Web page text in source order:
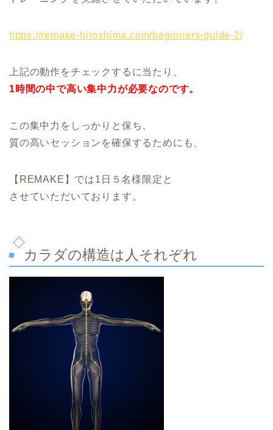
https://remake-hiroshima.com/beginners-guide-2/
上記の動作をチェックするに当たり、
1時間の中で高い集中力が必要なのです。
この集中力をしっかりと保ち、
質の高いセッションを確保するためにも、
【REMAKE】では1日５名様限定と
させていただいております。
カラダの構造は人それぞれ